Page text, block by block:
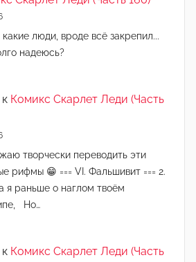
какие люди, вроде всё закрепил...
надеюсь?
к Комикс Скарлет Леди (Часть
творчески переводить эти
рифмы 😁 === VI. Фальшивит === 2.
я раньше о наглом твоём
Но…
к Комикс Скарлет Леди (Часть